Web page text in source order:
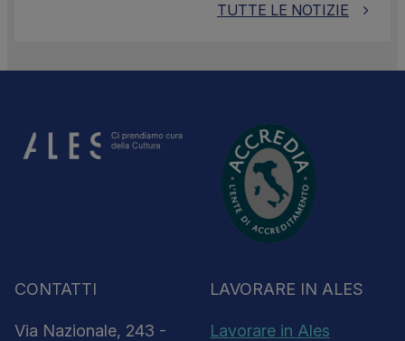
TUTTE LE NOTIZIE
CONTATTI
Via Nazionale, 243 -
LAVORARE IN ALES
Lavorare in Ales